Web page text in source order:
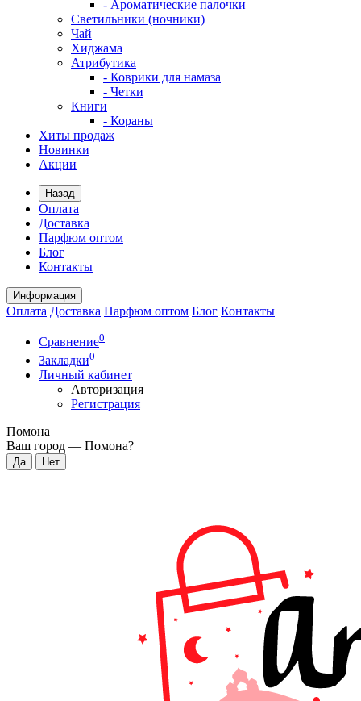
- Ароматические палочки
Светильники (ночники)
Чай
Хиджама
Атрибутика
- Коврики для намаза
- Четки
Книги
- Кораны
Хиты продаж
Новинки
Акции
Назад
Оплата
Доставка
Парфюм оптом
Блог
Контакты
Информация
Оплата Доставка Парфюм оптом Блог Контакты
Сравнение0
Закладки0
Личный кабинет
Авторизация
Регистрация
Помона
Ваш город — Помона?